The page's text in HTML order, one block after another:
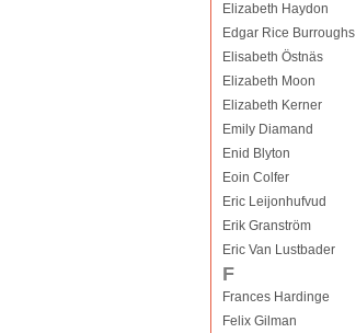
Elizabeth Haydon
Edgar Rice Burroughs
Elisabeth Östnäs
Elizabeth Moon
Elizabeth Kerner
Emily Diamand
Enid Blyton
Eoin Colfer
Eric Leijonhufvud
Erik Granström
Eric Van Lustbader
F
Frances Hardinge
Felix Gilman